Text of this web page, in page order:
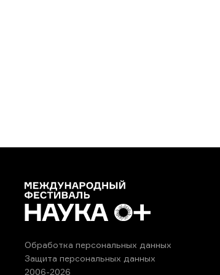
Обработка персональных данных
Защита персональных данных
2006-2026